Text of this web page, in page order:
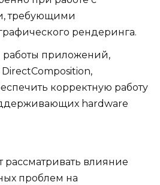
требующими
рендеринга.
работы приложений,
корректную работу
hardware
рассматривать влияние
проблем на